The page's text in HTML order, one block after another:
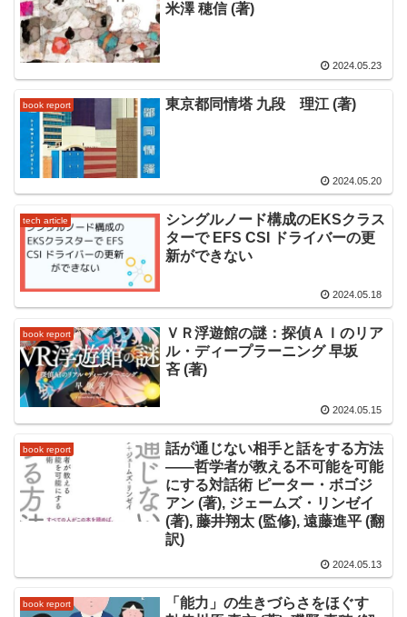
米澤 穂信 (著)
2024.05.23
book report 東京都同情塔 九段 理江 (著)
2024.05.20
tech article
シングルノード構成のEKSクラス
ターで EFS CSI ドライバーの更
新ができない
2024.05.18
book report
ＶＲ浮遊館の謎：探偵ＡＩのリア
ル・ディープラーニング 早坂
吝 (著)
2024.05.15
book report
話が通じない相手と話をする方法
――哲学者が教える不可能を可能
にする対話術 ピーター・ボゴジ
アン (著), ジェームズ・リンゼイ
(著), 藤井翔太 (監修), 遠藤進平 (翻
訳)
2024.05.13
book report
「能力」の生きづらさをほぐす